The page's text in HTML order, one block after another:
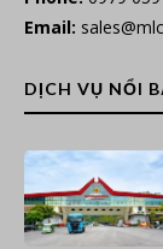
Email:
DỊCH VỤ NỔI